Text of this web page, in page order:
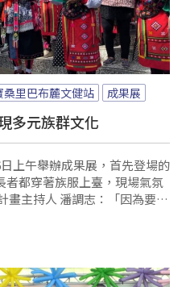
桑里巴布麓文健站 成果展
多元族群文化
上午舉辦成果展，首先登場的
都穿著族服上臺，現場氣氛
所以請他們都穿各族的族
布農還有漢族，總共五個族